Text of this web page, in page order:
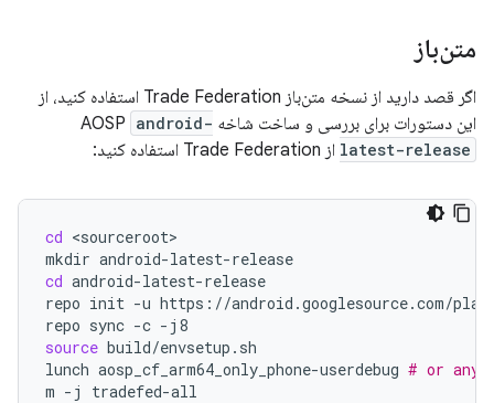
متن‌باز
اگر قصد دارید از نسخه متن‌باز Trade Federation استفاده کنید، از
این دستورات برای بررسی و ساخت شاخه AOSP android-
latest-release از Trade Federation استفاده کنید:
cd <sourceroot>
mkdir
cd android-latest-release
repo init -u https://android.googlesource.com/
repo sync -c
source build/envsetup.sh
lunch aosp_cf_arm64_only_phone-userdebug # or any
m -j